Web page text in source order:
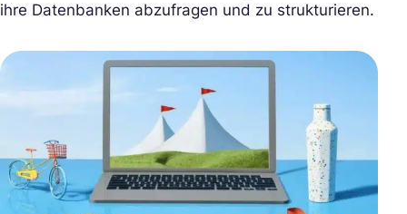
ihre Datenbanken abzufragen und zu strukturieren.